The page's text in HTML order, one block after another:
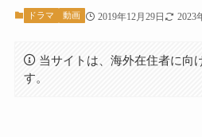
ドラマ 動画 2019年12月29日 2023
当サイトは、海外在住者に向
す。